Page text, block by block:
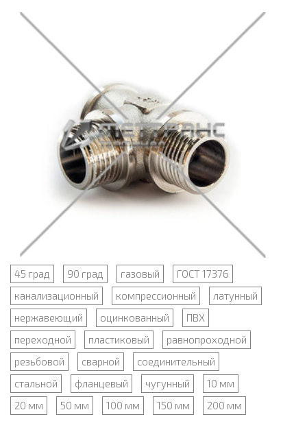
45 град 90 град газовый
ГОСТ 17376
канализационный
компрессионный
латунный
нержавеющий
оцинкованный
ПВХ
переходной
пластиковый
равнопроходной
резьбовой
сварной
соединительный
стальной
фланцевый чугунный
10 мм
20 мм
50 мм 100 мм 150 мм 200 мм